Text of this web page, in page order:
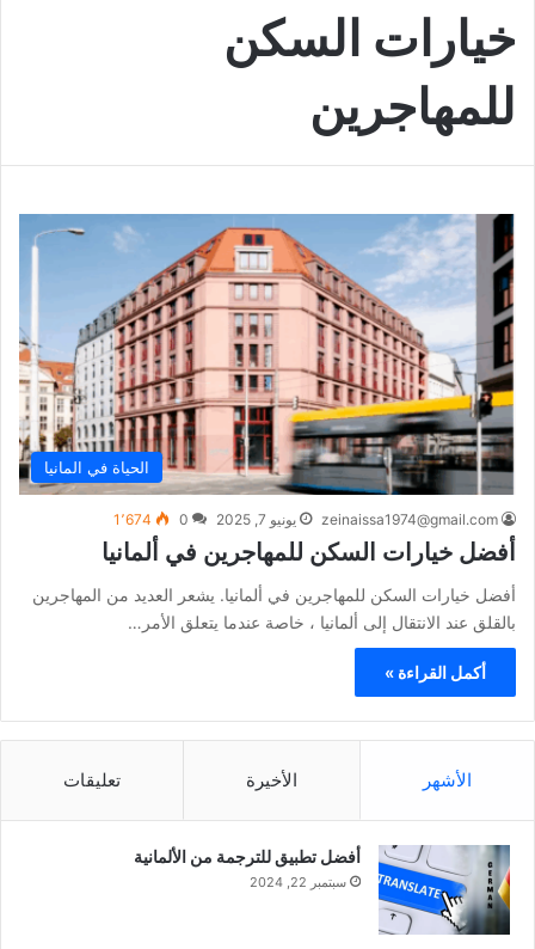
خيارات السكن
للمهاجرين
الحياة في المانيا
zeinaissa1974@gmail.com يونيو 7, 2025 0 1٬674
أفضل خيارات السكن للمهاجرين في ألمانيا
أفضل خيارات السكن للمهاجرين في ألمانيا. يشعر العديد من المهاجرين
بالقلق عند الانتقال إلى ألمانيا ، خاصة عندما يتعلق الأمر…
أكمل القراءة »
الأشهر الأخيرة تعليقات
أفضل تطبيق للترجمة من الألمانية
سبتمبر 22, 2024